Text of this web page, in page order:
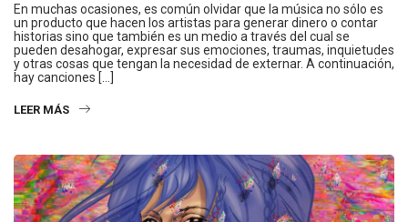
En muchas ocasiones, es común olvidar que la música no sólo es
un producto que hacen los artistas para generar dinero o contar
historias sino que también es un medio a través del cual se
pueden desahogar, expresar sus emociones, traumas, inquietudes
y otras cosas que tengan la necesidad de externar. A continuación,
hay canciones […]
LEER MÁS